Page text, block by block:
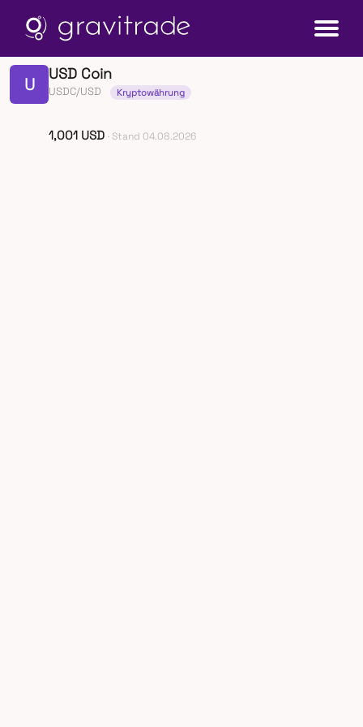
U
USD Coin
USDC/USD Kryptowährung
1,001 USD · Stand 04.08.2026